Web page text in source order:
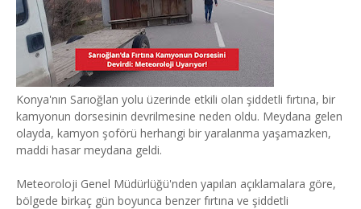
Konya'nın Sarıoğlan yolu üzerinde etkili olan şiddetli fırtına, bir
kamyonun dorsesinin devrilmesine neden oldu. Meydana gelen
olayda, kamyon şoförü herhangi bir yaralanma yaşamazken,
maddi hasar meydana geldi.
Meteoroloji Genel Müdürlüğü'nden yapılan açıklamalara göre,
bölgede birkaç gün boyunca benzer fırtına ve şiddetli